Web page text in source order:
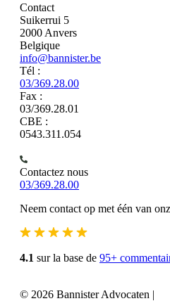
Contact
Suikerrui 5
2000 Anvers
Belgique
info@bannister.be
Tél :
03/369.28.00
Fax :
03/369.28.01
CBE :
0543.311.054
Contactez nous
03/369.28.00
Neem contact op met één van
4.1 sur la base de 95+
© 2026 Bannister Advocaten |